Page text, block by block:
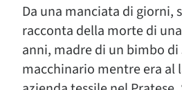
Da una manciata di giorni,
racconta della morte di
anni, madre di un bimbo
macchinario mentre era al